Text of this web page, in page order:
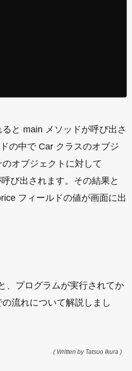
と main メソッドが呼び出さ
の中で Car クラスのオブジ
オブジェクトに対して
び出されます。その結果と
フィールドの値が画面に出
、プログラムが実行されてか
流れについて解説しまし
( Written by Tatsuo Ikura )